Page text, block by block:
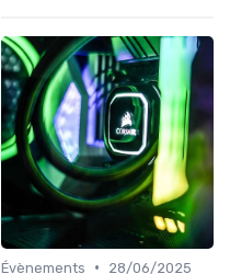
Évènements •
28/06/2025